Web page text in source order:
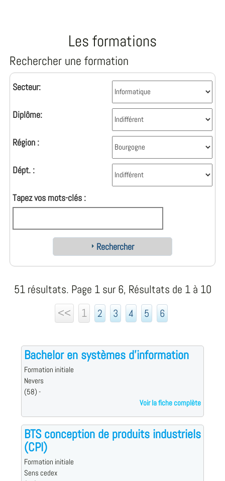
Les formations
Rechercher une formation
Secteur:
Diplôme:
Région :
Dépt. :
Tapez vos mots-clés :
Rechercher
51 résultats. Page 1 sur 6, Résultats de 1 à 10
<<
1 2 3 4 5 6
Bachelor en systèmes d'information
Formation initiale
Nevers
(58) -
Voir la fiche complète
BTS conception de produits industriels
(CPI)
Formation initiale
Sens cedex